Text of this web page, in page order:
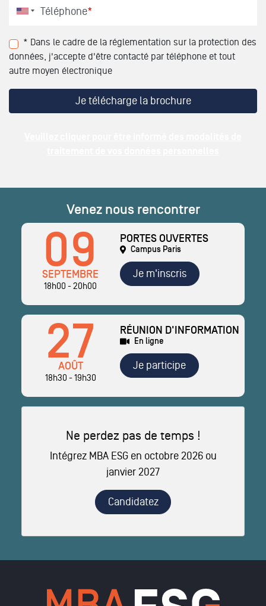
Téléphone*
* Dans le cadre de la réglementation sur la protection des
données, j'accepte d'être contacté par téléphone et tout
autre moyen électronique
Venez nous rencontrer
09
SEPTEMBRE
18h00 - 20h00
PORTES OUVERTES
Campus Paris
Je m'inscris
27
AOÛT
18h30 - 19h30
RÉUNION D'INFORMATION
En ligne
Je participe
Ne perdez pas de temps !
Intégrez MBA ESG en octobre 2026 ou
janvier 2027
Candidatez